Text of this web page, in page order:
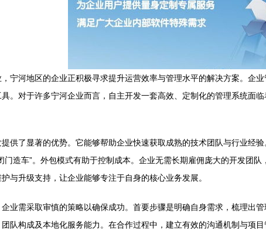
宁河地区的企业正积极寻求提升运营效率与管理水平的解决方案。企
。对于许多宁河企业而言，自主开发一套高效、定制化的管理系统面
供了显著的优势。它能够帮助企业快速获取成熟的技术团队与行业经
门造车”。外包模式有助于控制成本。企业无需长期雇佣庞大的开发团
与升级支持，让企业能够专注于自身的核心业务发展。
业需采取审慎的策略以确保成功。首要步骤是明确自身需求，梳理出
队构成及本地化服务能力。在合作过程中，建立有效的沟通机制与项